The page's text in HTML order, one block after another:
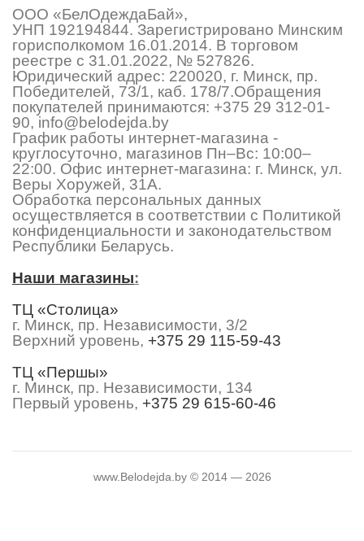
ООО «БелОдеждаБай»,
УНП 192194844. Зарегистрировано Минским
горисполкомом 16.01.2014. В торговом
реестре с 31.01.2022, № 527826.
Юридический адрес: 220020, г. Минск, пр.
Победителей, 73/1, каб. 178/7.Обращения
покупателей принимаются: +375 29 312-01-
90, info@belodejda.by
График работы интернет-магазина -
круглосуточно, магазинов Пн–Вс: 10:00–
22:00. Офис интернет-магазина: г. Минск, ул.
Веры Хоружей, 31А.
Обработка персональных данных
осуществляется в соответствии с Политикой
конфиденциальности и законодательством
Республики Беларусь.
Наши магазины:
ТЦ «Столица»
г. Минск, пр. Независимости, 3/2
Верхний уровень, +375 29 115-59-43
ТЦ «Першы»
г. Минск, пр. Независимости, 134
Первый уровень, +375 29 615-60-46
www.Belodejda.by © 2014 — 2026